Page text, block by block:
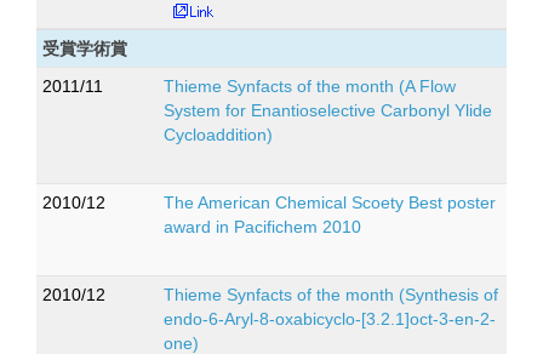
受賞学術賞
2011/11
Thieme Synfacts of the month (A Flow
System for Enantioselective Carbonyl Ylide
Cycloaddition)
2010/12
The American Chemical Scoety Best poster
award in Pacifichem 2010
2010/12
Thieme Synfacts of the month (Synthesis of
endo-6-Aryl-8-oxabicyclo-[3.2.1]oct-3-en-2-
one)